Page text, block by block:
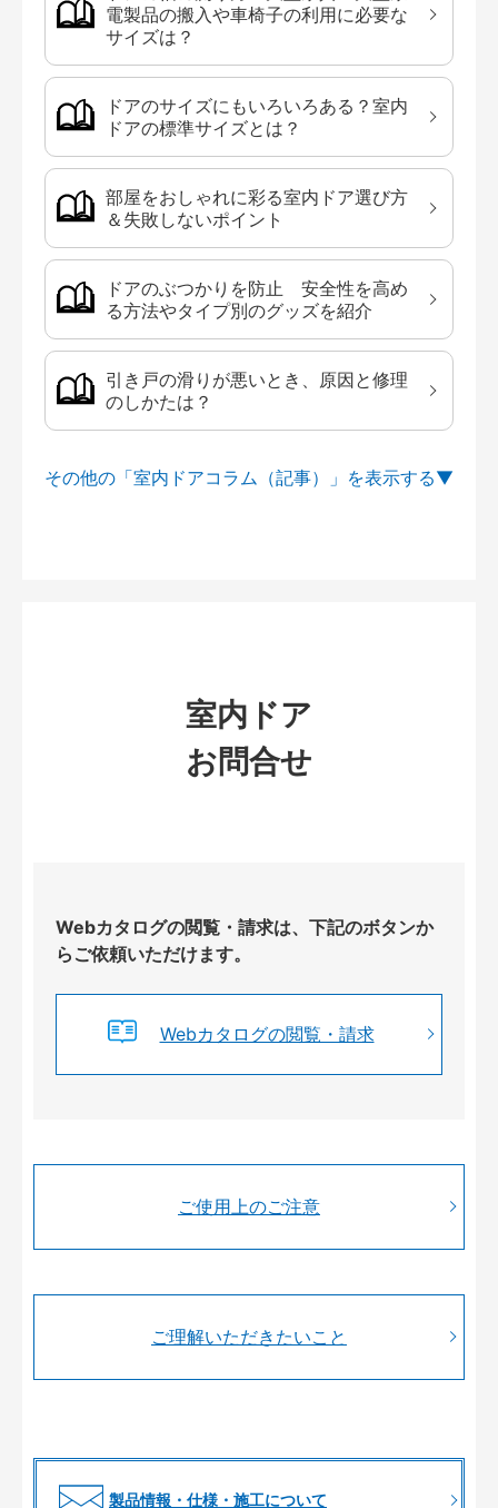
電製品の搬入や車椅子の利用に必要な
サイズは？
ドアのサイズにもいろいろある？室内
ドアの標準サイズとは？
部屋をおしゃれに彩る室内ドア選び方
＆失敗しないポイント
ドアのぶつかりを防止 安全性を高め
る方法やタイプ別のグッズを紹介
引き戸の滑りが悪いとき、原因と修理
のしかたは？
その他の「室内ドアコラム（記事）」を
室内ドア
お問合せ
Webカタログの閲覧・請求は、下記のボタンか
らご依頼いただけます。
Webカタログの閲覧・請求
ご使用上のご注意
ご理解いただきたいこと
製品情報・仕様・施工について